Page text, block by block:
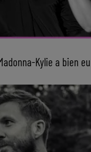
Kylie a bien